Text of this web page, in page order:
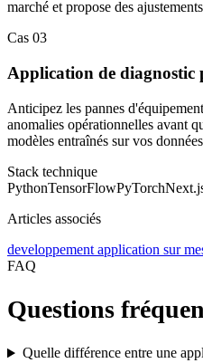
marché et propose des
Cas 03
Application de diagnostic
Anticipez les pannes
anomalies opérationnelles avant
modèles entraînés sur vos
Stack technique
PythonTensorFlowPyTorch
Articles associés
developpement application sur
FAQ
Questions
Quelle différence entre une